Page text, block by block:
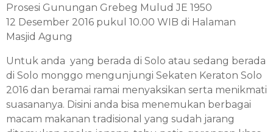
Prosesi Gunungan Grebeg Mulud JE 1950
12 Desember 2016 pukul 10.00 WIB di Halaman
Masjid Agung
Untuk anda yang berada di Solo atau sedang berada
di Solo monggo mengunjungi Sekaten Keraton Solo
2016 dan beramai ramai menyaksikan serta menikmati
suasananya. Disini anda bisa menemukan berbagai
macam makanan tradisional yang sudah jarang